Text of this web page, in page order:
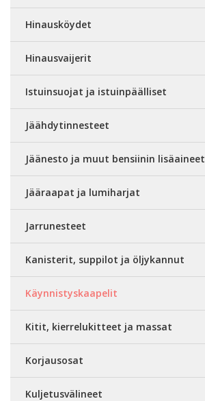
Hinausköydet
Hinausvaijerit
Istuinsuojat ja istuinpäälliset
Jäähdytinnesteet
Jäänesto ja muut bensiinin lisäaineet
Jääraapat ja lumiharjat
Jarrunesteet
Kanisterit, suppilot ja öljykannut
Käynnistyskaapelit
Kitit, kierrelukitteet ja massat
Korjausosat
Kuljetusvälineet